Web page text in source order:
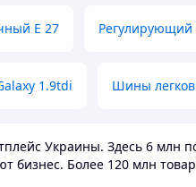
E 27 Регулирующий
1.9tdi Шины
Украины. Здесь 6 млн
бизнес. Более 120 млн